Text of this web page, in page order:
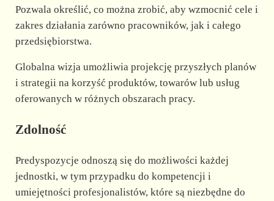
Pozwala określić, co można zrobić, aby wzmocnić cele i
zakres działania zarówno pracowników, jak i całego
przedsiębiorstwa.
Globalna wizja umożliwia projekcję przyszłych planów
i strategii na korzyść produktów, towarów lub usług
oferowanych w różnych obszarach pracy.
Zdolność
Predyspozycje odnoszą się do możliwości każdej
jednostki, w tym przypadku do kompetencji i
umiejętności profesjonalistów, które są niezbędne do